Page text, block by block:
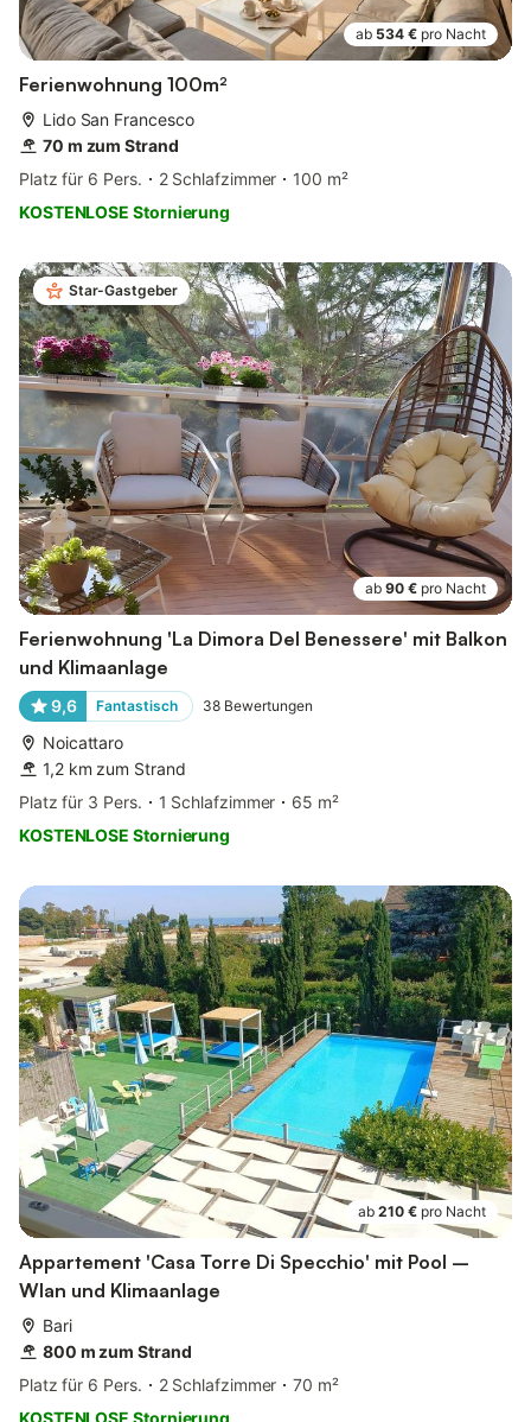
ab 534 € pro Nacht
Ferienwohnung 100m²
Lido San Francesco
70 m zum Strand
Platz für 6 Pers.
2 Schlafzimmer
100 m²
KOSTENLOSE Stornierung
Star-Gastgeber
ab 90 € pro Nacht
Ferienwohnung 'La Dimora Del Benessere' mit Balkon
und Klimaanlage
9,6 Fantastisch 38 Bewertungen
Noicattaro
1,2 km zum Strand
Platz für 3 Pers.
1 Schlafzimmer
65 m²
KOSTENLOSE Stornierung
ab 210 € pro Nacht
Appartement 'Casa Torre Di Specchio' mit Pool –
Wlan und Klimaanlage
Bari
800 m zum Strand
Platz für 6 Pers.
2 Schlafzimmer
70 m²
KOSTENLOSE Stornierung